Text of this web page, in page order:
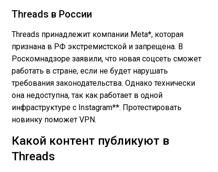
Threads в России
Threads принадлежит компании Meta*, которая
признана в РФ экстремистской и запрещена. В
Роскомнадзоре заявили, что новая соцсеть сможет
работать в стране, если не будет нарушать
требования законодательства. Однако технически
она недоступна, так как работает в одной
инфраструктуре с Instagram**. Протестировать
новинку поможет VPN.
Какой контент публикуют в
Threads